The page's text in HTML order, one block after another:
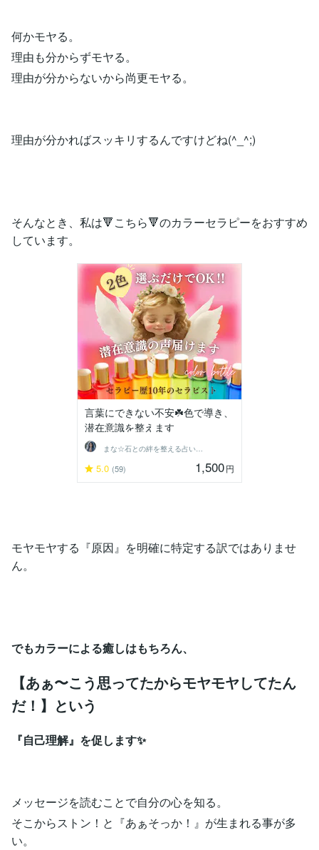
何かモヤる。
理由も分からずモヤる。
理由が分からないから尚更モヤる。
理由が分かればスッキリするんですけどね(^_^;)
そんなとき、私は🔻こちら🔻のカラーセラピーをおすすめ
しています。
言葉にできない不安☘️色で導き、
潜在意識を整えます
まな☆石との絆を整える占い師＆セラピスト
5.0 (59) 1,500円
モヤモヤする『原因』を明確に特定する訳ではありませ
ん。
でもカラーによる癒しはもちろん、
【あぁ〜こう思ってたからモヤモヤしてたん
だ！】という
『自己理解』を促します✨
メッセージを読むことで自分の心を知る。
そこからストン！と『あぁそっか！』が生まれる事が多
い。